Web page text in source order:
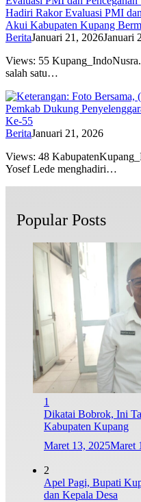
Hadiri Rakor Evaluasi PMI
Akui Kabupaten Kupang
BeritaJanuari 21, 2026Januari
Views: 55
salah satu…
Pemkab Dukung
Ke-55
BeritaJanuari 21, 2026
Views: 48
Yosef Lede menghadiri…
Popular Posts
1
Dikatai Bobrok, Ini
Kabupaten Kupang
Maret 13, 2025Maret
2
Apel Pagi, Bupati
dan Kepala Desa